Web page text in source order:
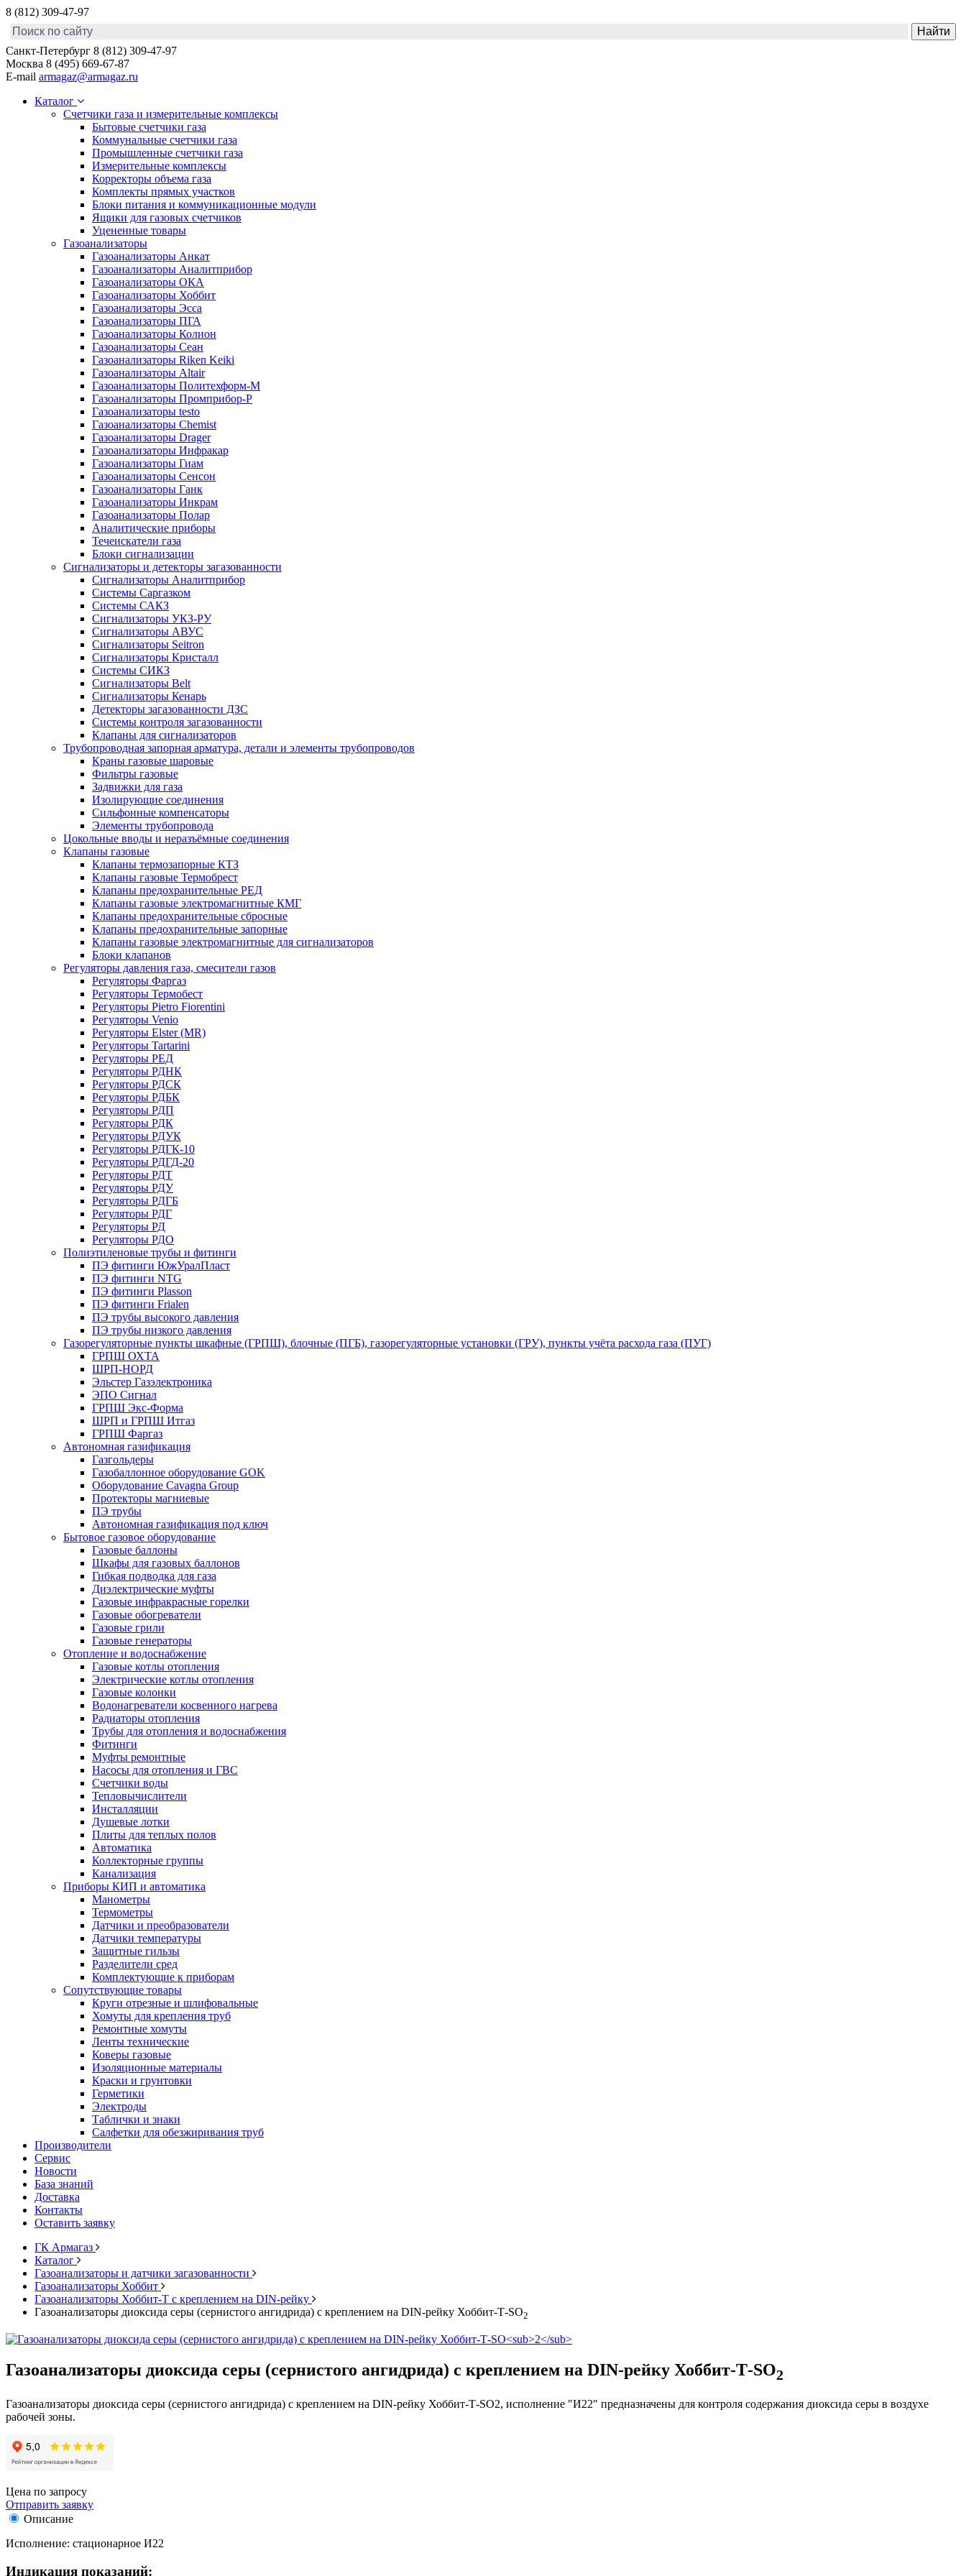
8 (812) 309-47-97
Санкт-Петербург 8 (812) 309-47-97
Москва 8 (495) 669-67-87
E-mail armagaz@armagaz.ru
Каталог
Счетчики газа и измерительные комплексы
Бытовые счетчики газа
Коммунальные счетчики газа
Промышленные счетчики газа
Измерительные комплексы
Корректоры объема газа
Комплекты прямых участков
Блоки питания и коммуникационные модули
Ящики для газовых счетчиков
Уцененные товары
Газоанализаторы
Газоанализаторы Анкат
Газоанализаторы Аналитприбор
Газоанализаторы ОКА
Газоанализаторы Хоббит
Газоанализаторы Эсса
Газоанализаторы ПГА
Газоанализаторы Колион
Газоанализаторы Сеан
Газоанализаторы Riken Keiki
Газоанализаторы Altair
Газоанализаторы Политехформ-М
Газоанализаторы Промприбор-Р
Газоанализаторы testo
Газоанализаторы Chemist
Газоанализаторы Drager
Газоанализаторы Инфракар
Газоанализаторы Гиам
Газоанализаторы Сенсон
Газоанализаторы Ганк
Газоанализаторы Инкрам
Газоанализаторы Полар
Аналитические приборы
Течеискатели газа
Блоки сигнализации
Сигнализаторы и детекторы загазованности
Сигнализаторы Аналитприбор
Системы Саргазком
Системы САКЗ
Сигнализаторы УКЗ-РУ
Сигнализаторы АВУС
Сигнализаторы Seitron
Сигнализаторы Кристалл
Системы СИКЗ
Сигнализаторы Belt
Сигнализаторы Кенарь
Детекторы загазованности ДЗС
Системы контроля загазованности
Клапаны для сигнализаторов
Трубопроводная запорная арматура, детали и элементы трубопроводов
Краны газовые шаровые
Фильтры газовые
Задвижки для газа
Изолирующие соединения
Сильфонные компенсаторы
Элементы трубопровода
Цокольные вводы и неразъёмные соединения
Клапаны газовые
Клапаны термозапорные КТЗ
Клапаны газовые Термобрест
Клапаны предохранительные РЕД
Клапаны газовые электромагнитные КМГ
Клапаны предохранительные сбросные
Клапаны предохранительные запорные
Клапаны газовые электромагнитные для сигнализаторов
Блоки клапанов
Регуляторы давления газа, смесители газов
Регуляторы Фаргаз
Регуляторы Термобест
Регуляторы Pietro Fiorentini
Регуляторы Venio
Регуляторы Elster (MR)
Регуляторы Tartarini
Регуляторы РЕД
Регуляторы РДНК
Регуляторы РДСК
Регуляторы РДБК
Регуляторы РДП
Регуляторы РДК
Регуляторы РДУК
Регуляторы РДГК-10
Регуляторы РДГД-20
Регуляторы РДТ
Регуляторы РДУ
Регуляторы РДГБ
Регуляторы РДГ
Регуляторы РД
Регуляторы РДО
Полиэтиленовые трубы и фитинги
ПЭ фитинги ЮжУралПласт
ПЭ фитинги NTG
ПЭ фитинги Plasson
ПЭ фитинги Frialen
ПЭ трубы высокого давления
ПЭ трубы низкого давления
Газорегуляторные пункты шкафные (ГРПШ), блочные (ПГБ), газорегуляторные установки (ГРУ), пункты учёта расхода газа (ПУГ)
ГРПШ ОХТА
ШРП-НОРД
Эльстер Газэлектроника
ЭПО Сигнал
ГРПШ Экс-Форма
ШРП и ГРПШ Итгаз
ГРПШ Фаргаз
Автономная газификация
Газгольдеры
Газобаллонное оборудование GOK
Оборудование Cavagna Group
Протекторы магниевые
ПЭ трубы
Автономная газификация под ключ
Бытовое газовое оборудование
Газовые баллоны
Шкафы для газовых баллонов
Гибкая подводка для газа
Диэлектрические муфты
Газовые инфракрасные горелки
Газовые обогреватели
Газовые грили
Газовые генераторы
Отопление и водоснабжение
Газовые котлы отопления
Электрические котлы отопления
Газовые колонки
Водонагреватели косвенного нагрева
Радиаторы отопления
Трубы для отопления и водоснабжения
Фитинги
Муфты ремонтные
Насосы для отопления и ГВС
Счетчики воды
Тепловычислители
Инсталляции
Душевые лотки
Плиты для теплых полов
Автоматика
Коллекторные группы
Канализация
Приборы КИП и автоматика
Манометры
Термометры
Датчики и преобразователи
Датчики температуры
Защитные гильзы
Разделители сред
Комплектующие к приборам
Сопутствующие товары
Круги отрезные и шлифовальные
Хомуты для крепления труб
Ремонтные хомуты
Ленты технические
Коверы газовые
Изоляционные материалы
Краски и грунтовки
Герметики
Электроды
Таблички и знаки
Салфетки для обезжиривания труб
Производители
Сервис
Новости
База знаний
Доставка
Контакты
Оставить заявку
ГК Армагаз
Каталог
Газоанализаторы и датчики загазованности
Газоанализаторы Хоббит
Газоанализаторы Хоббит-Т с креплением на DIN-рейку
Газоанализаторы диоксида серы (сернистого ангидрида) с креплением на DIN-рейку Хоббит-Т-SO2
Газоанализаторы диоксида серы (сернистого ангидрида) с креплением на DIN-рейку Хоббит-Т-SO2
Газоанализаторы диоксида серы (сернистого ангидрида) с креплением на DIN-рейку Хоббит-Т-SO2, исполнение "И22" предназначены для контроля содержания диоксида серы в воздухе
рабочей зоны.
Цена по запросу
Отправить заявку
Описание
Исполнение: стационарное И22
Индикация показаний: